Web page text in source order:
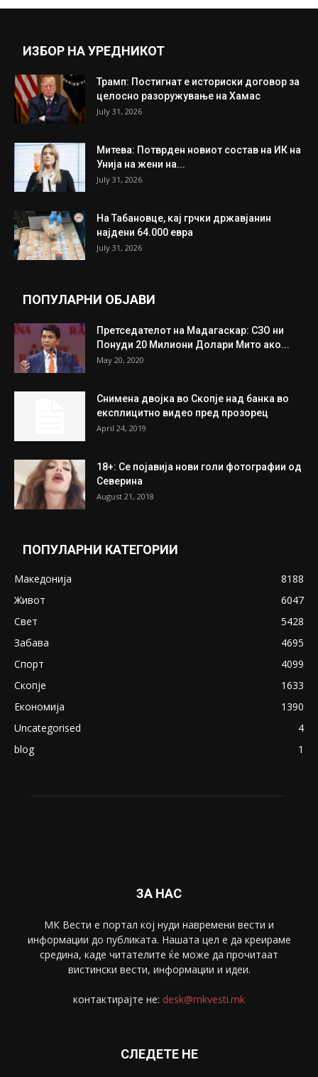
ИЗБОР НА УРЕДНИКОТ
Трамп: Постигнат е историски договор за
целосно разоружување на Хамас
July 31, 2026
Митева: Потврден новиот состав на ИК на
Унија на жени на...
July 31, 2026
На Табановце, кај грчки државјанин
најдени 64.000 евра
July 31, 2026
ПОПУЛАРНИ ОБЈАВИ
Претседателот на Мадагаскар: СЗО ни
Понуди 20 Милиони Долари Мито ако...
May 20, 2020
Снимена двојка во Скопје над банка во
експлицитно видео пред прозорец
April 24, 2019
18+: Се појавија нови голи фотографии од
Северина
August 21, 2018
ПОПУЛАРНИ КАТЕГОРИИ
Македонија
8188
Живот
6047
Свет
5428
Забава
4695
Спорт
4099
Скопје
1633
Економија
1390
Uncategorised
4
blog
1
ЗА НАС
МК Вести е портал коj нуди навремени вести и
информации до публиката. Нашата цел е да креираме
средина, каде читателите ќе може да прочитаат
вистински вести, информации и идеи.
контактирајте не: desk@mkvesti.mk
СЛЕДЕТЕ НЕ